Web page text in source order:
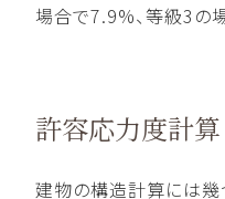
場合で7.9%、等級3の
許容応力度計算
建物の構造計算には幾